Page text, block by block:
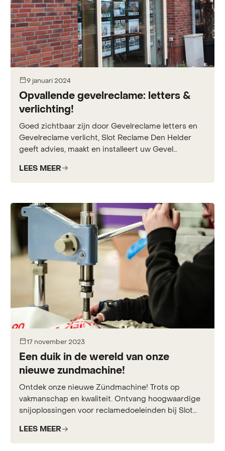
9 januari 2024
Opvallende gevelreclame: letters &
verlichting!
Goed zichtbaar zijn door Gevelreclame letters en
Gevelreclame verlicht, Slot Reclame Den Helder
geeft advies, maakt en installeert uw Gevel
LEES MEER
17 november 2023
Een duik in de wereld van onze
nieuwe zundmachine!
Ontdek onze nieuwe Zündmachine! Trots op
vakmanschap en kwaliteit. Ontvang hoogwaardige
snijoplossingen voor reclamedoeleinden bij Slot
LEES MEER